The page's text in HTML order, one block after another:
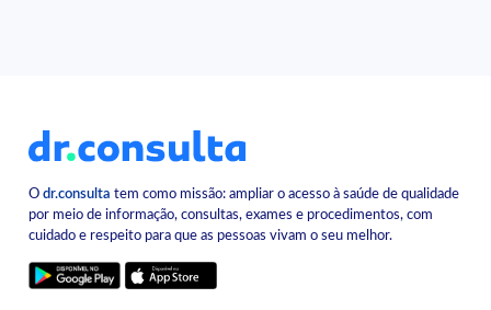
Odr.consulta tem como missão: ampliar o acesso à saúde de qualidade
por meio de informação, consultas, exames e procedimentos, com
cuidado e respeito para que as pessoas vivam o seu melhor.